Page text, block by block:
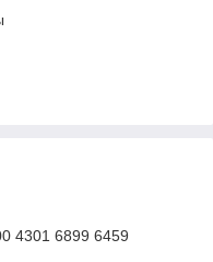
4301 6899 6459